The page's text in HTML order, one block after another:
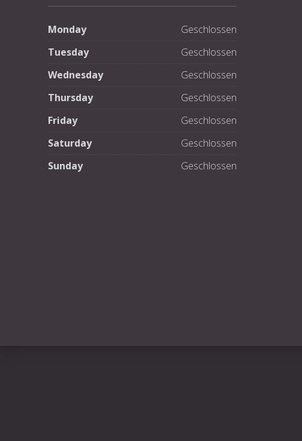
Monday
Geschlossen
Tuesday
Geschlossen
Wednesday
Geschlossen
Thursday
Geschlossen
Friday
Geschlossen
Saturday
Geschlossen
Sunday
Geschlossen